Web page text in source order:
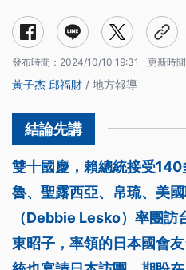
發布時間： 2024/10/10 19:31 更新時間
黃子杰 邱福財 / 地方報導
雙十國慶，賴總統接受
魯、聖露西亞、帛琉、美
（Debbie Lesko）率團訪
東昭子，率領的日本國會